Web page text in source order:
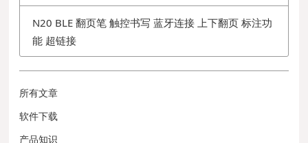
N20 BLE 翻页笔 触控书写 蓝牙连接 上下翻页 标注功
能 超链接
所有文章
软件下载
产品知识